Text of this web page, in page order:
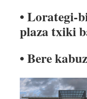
• Lorategi-
plaza txiki
• Bere